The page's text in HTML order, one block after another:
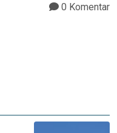
0 Komentar